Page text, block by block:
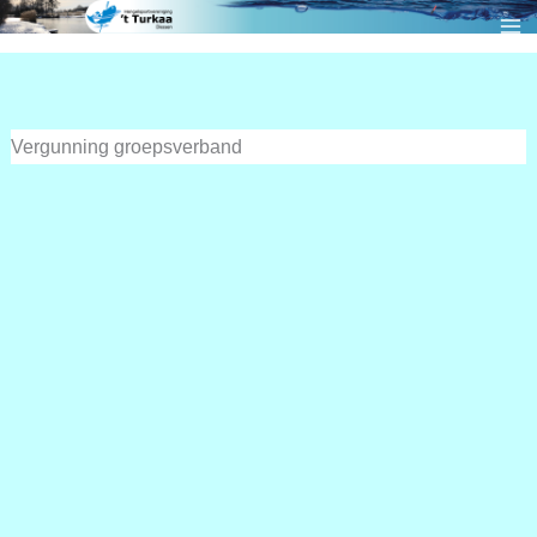
Ga
naar
Vergunning groepsverband